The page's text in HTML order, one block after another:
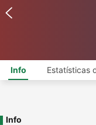
Info Estatísticas
Info